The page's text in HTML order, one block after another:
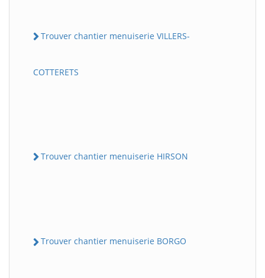
Trouver chantier menuiserie VILLERS-
COTTERETS
Trouver chantier menuiserie HIRSON
Trouver chantier menuiserie BORGO